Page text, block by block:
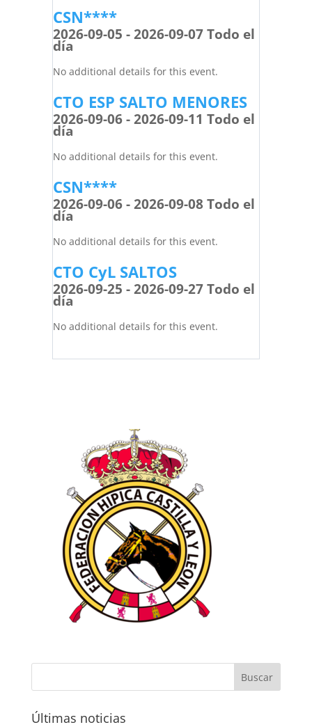
CSN****
2026-09-05 - 2026-09-07 Todo el
día
No additional details for this event.
CTO ESP SALTO MENORES
2026-09-06 - 2026-09-11 Todo el
día
No additional details for this event.
CSN****
2026-09-06 - 2026-09-08 Todo el
día
No additional details for this event.
CTO CyL SALTOS
2026-09-25 - 2026-09-27 Todo el
día
No additional details for this event.
Últimas noticias